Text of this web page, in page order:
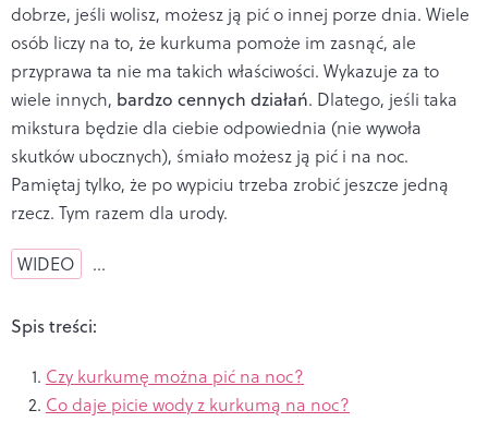
dobrze, jeśli wolisz, możesz ją pić o innej porze dnia. Wiele
osób liczy na to, że kurkuma pomoże im zasnąć, ale
przyprawa ta nie ma takich właściwości. Wykazuje za to
wiele innych, bardzo cennych działań. Dlatego, jeśli taka
mikstura będzie dla ciebie odpowiednia (nie wywoła
skutków ubocznych), śmiało możesz ją pić i na noc.
Pamiętaj tylko, że po wypiciu trzeba zrobić jeszcze jedną
rzecz. Tym razem dla urody.
WIDEO …
Spis treści:
Czy kurkumę można pić na noc?
Co daje picie wody z kurkumą na noc?